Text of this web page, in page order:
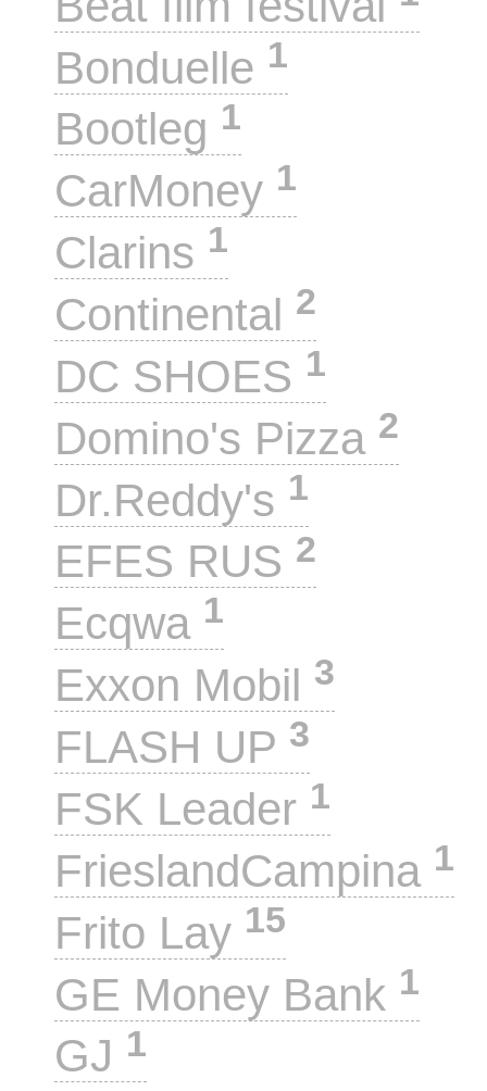
Bonduelle 1
Bootleg 1
CarMoney 1
Clarins 1
Continental 2
DC SHOES 1
Domino's Pizza 2
Dr.Reddy's 1
EFES RUS 2
Ecqwa 1
Exxon Mobil 3
FLASH UP 3
FSK Leader 1
FrieslandCampina 1
Frito Lay 15
GE Money Bank 1
GJ 1